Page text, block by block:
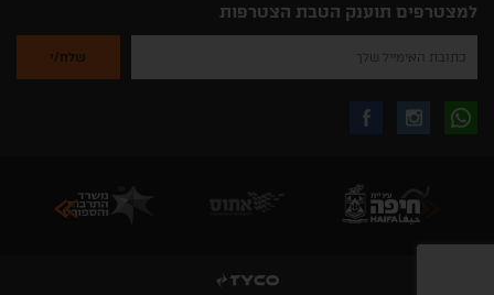
למצטרפים תוענק הטבת הצטרפות
להזין
שלך
לקבלת
באינסטגרם
עקבו
בפייסבוק